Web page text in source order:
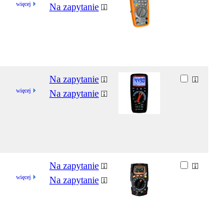
więcej
Na zapytanie
więcej
Na zapytanie
Na zapytanie
więcej
Na zapytanie
Na zapytanie